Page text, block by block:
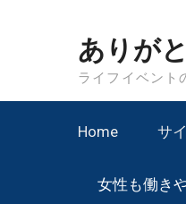
ありが
ライフイベント
Home サ
女性も働き